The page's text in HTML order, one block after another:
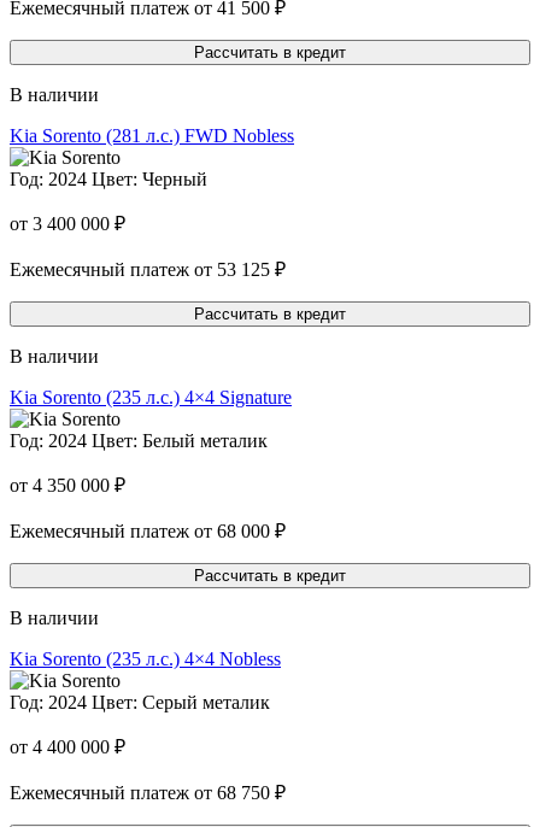
Ежемесячный платеж от 41 500 ₽
Рассчитать в кредит
В наличии
Kia Sorento (281 л.с.) FWD Nobless
Год: 2024 Цвет: Черный
от 3 400 000 ₽
Ежемесячный платеж от 53 125 ₽
Рассчитать в кредит
В наличии
Kia Sorento (235 л.с.) 4×4 Signature
Год: 2024 Цвет: Белый металик
от 4 350 000 ₽
Ежемесячный платеж от 68 000 ₽
Рассчитать в кредит
В наличии
Kia Sorento (235 л.с.) 4×4 Nobless
Год: 2024 Цвет: Серый металик
от 4 400 000 ₽
Ежемесячный платеж от 68 750 ₽